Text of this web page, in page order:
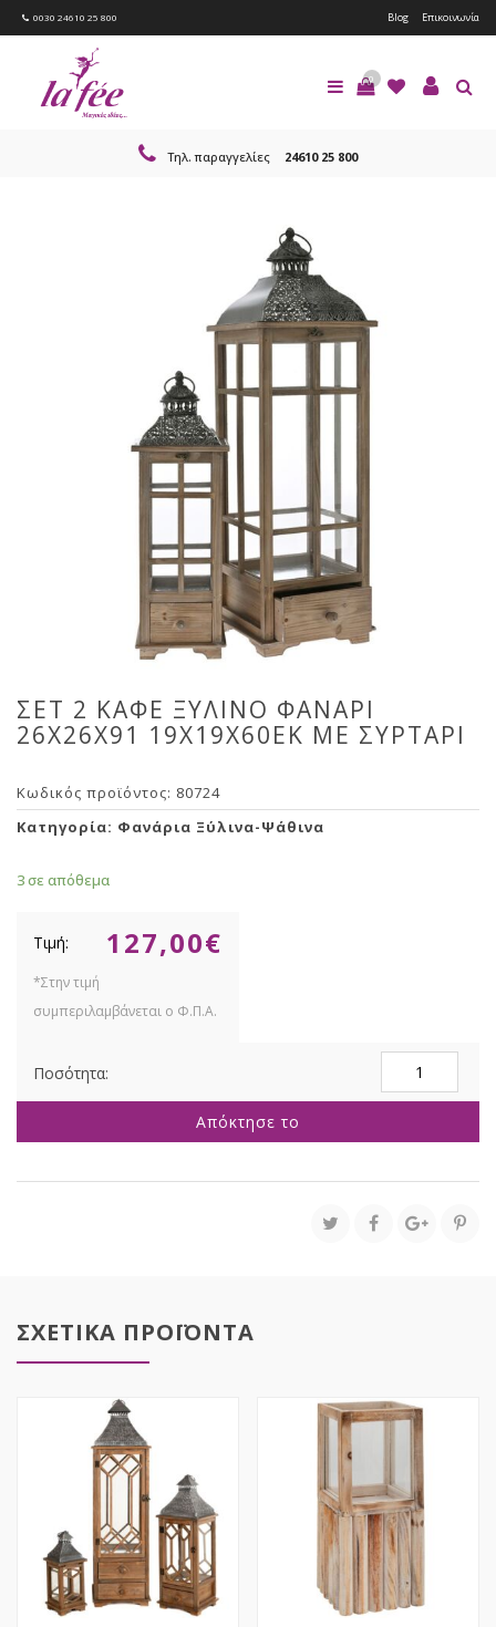
0030 24610 25 800 Blog Επικοινωνία
0
Τηλ. παραγγελίες 24610 25 800
ΣΕΤ 2 ΚΑΦΕ ΞΥΛΙΝΟ ΦΑΝΑΡΙ
26X26X91 19Χ19Χ60ΕΚ ΜΕ ΣΥΡΤΑΡΙ
Κωδικός προϊόντος: 80724
Κατηγορία: Φανάρια Ξύλινα-Ψάθινα
3 σε απόθεμα
127,00€
ΚΑΦΕ
ΦΑΝΑΡΙ
ΣΥΡΤΑΡΙ
Απόκτησε το
ΣΧΕΤΙΚΑ ΠΡΟΪΟΝΤΑ